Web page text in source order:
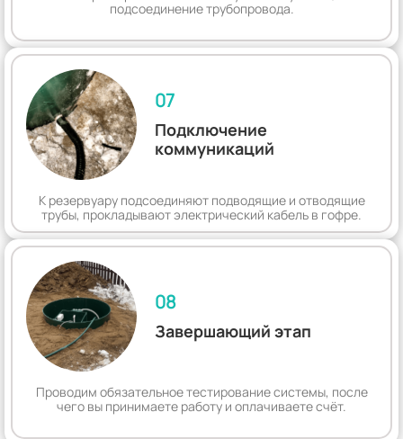
подсоединение трубопровода.
07
Подключение
коммуникаций
К резервуару подсоединяют подводящие и отводящие
трубы, прокладывают электрический кабель в гофре.
08
Завершающий этап
Проводим обязательное тестирование системы, после
чего вы принимаете работу и оплачиваете счёт.